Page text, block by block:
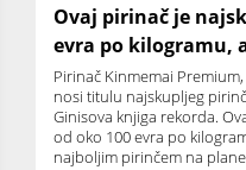
Ovaj pirinač je
evra po kilogramu,
Pirinač Kinmemai
nosi titulu najskupljeg
Ginisova knjiga rekorda.
od oko 100 evra po
najboljim pirinčem na